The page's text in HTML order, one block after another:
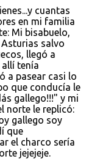
cuantas
en mi familia
Mi bisabuelo,
salvo
llegó a
allí tenía
a pasear casi lo
que conducía le
gallego!!!" y mi
norte le replicó:
gallego soy
que
el charco sería
jejejeje.